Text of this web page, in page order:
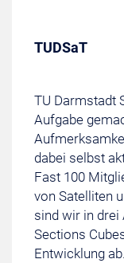
TUDSaT
TU Darmstadt
Aufgabe
dabei selbst
Fast 100
von Satelliten
sind wir in drei
Sections
Entwicklung ab.